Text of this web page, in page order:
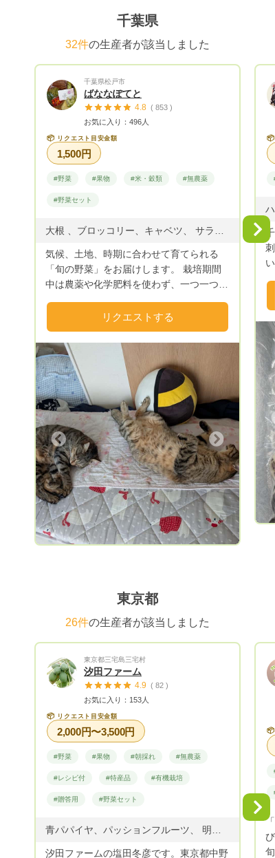
千葉県
32件の生産者が該当しました
千葉県松戸市
ばななぽてと
4.8 ( 853 )
お気に入り：496人
📦 リクエスト目安金額
1,500円
#野菜 #果物 #米・穀類 #無農薬
#野菜セット
気候、土地、時期に合わせて育てられる
「旬の野菜」をお届けします。 栽培期間
中は農薬や化学肥料を使わず、一つ一つ大
こっとお手伝い させていただきます
m(__)m 送料は別となりますのでご理解よ
ろしく お願いいたしますm(_ _)m 送料込
みもどうぞお気軽にご相談くださいませ
m(_ _)m
リクエストする
Next
📦
Previous
Next
東京都
26件の生産者が該当しました
東京都三宅島三宅村
汐田ファーム
4.9 ( 82 )
お気に入り：153人
📦 リクエスト目安金額
2,000円〜3,500円
#野菜 #果物 #朝採れ #無農薬
#レシピ付 #特産品 #有機栽培
#贈答用 #野菜セット
汐田ファームの塩田冬彦です。東京都中野
📦